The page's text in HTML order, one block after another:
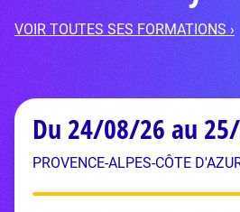
VOIR TOUTES SES FORMATIONS ›
Du 24/08/26 au
PROVENCE-ALPES-CÔTE